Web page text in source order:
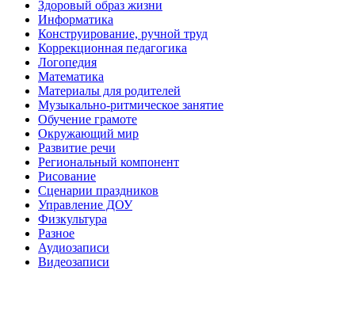
Здоровый образ жизни
Информатика
Конструирование, ручной труд
Коррекционная педагогика
Логопедия
Математика
Материалы для родителей
Музыкально-ритмическое занятие
Обучение грамоте
Окружающий мир
Развитие речи
Региональный компонент
Рисование
Сценарии праздников
Управление ДОУ
Физкультура
Разное
Аудиозаписи
Видеозаписи